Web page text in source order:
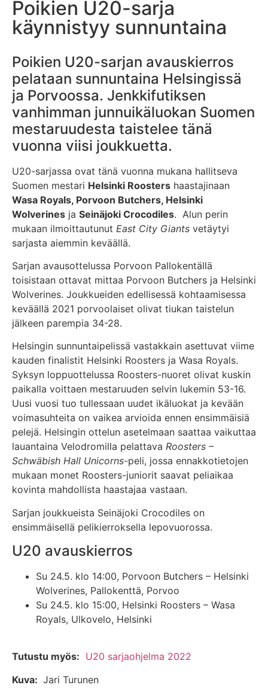
Poikien U20-sarja
käynnistyy sunnuntaina
Poikien U20-sarjan avauskierros
pelataan sunnuntaina Helsingissä
ja Porvoossa. Jenkkifutiksen
vanhimman junnuikäluokan Suomen
mestaruudesta taistelee tänä
vuonna viisi joukkuetta.
U20-sarjassa ovat tänä vuonna mukana hallitseva
Suomen mestari Helsinki Roosters haastajinaan
Wasa Royals, Porvoon Butchers, Helsinki
Wolverines ja Seinäjoki Crocodiles. Alun perin
mukaan ilmoittautunut East City Giants vetäytyi
sarjasta aiemmin keväällä.
Sarjan avausottelussa Porvoon Pallokentällä
toisistaan ottavat mittaa Porvoon Butchers ja Helsinki
Wolverines. Joukkueiden edellisessä kohtaamisessa
keväällä 2021 porvoolaiset olivat tiukan taistelun
jälkeen parempia 34-28.
Helsingin sunnuntaipelissä vastakkain asettuvat viime
kauden finalistit Helsinki Roosters ja Wasa Royals.
Syksyn loppuottelussa Roosters-nuoret olivat kuskin
paikalla voittaen mestaruuden selvin lukemin 53-16.
Uusi vuosi tuo tullessaan uudet ikäluokat ja kevään
voimasuhteita on vaikea arvioida ennen ensimmäisiä
pelejä. Helsingin ottelun asetelmaan saattaa vaikuttaa
lauantaina Velodromilla pelattava Roosters –
Schwäbish Hall Unicorns-peli, jossa ennakkotietojen
mukaan monet Roosters-juniorit saavat peliaikaa
kovinta mahdollista haastajaa vastaan.
Sarjan joukkueista Seinäjoki Crocodiles on
ensimmäisellä pelikierroksella lepovuorossa.
U20 avauskierros
Su 24.5. klo 14:00, Porvoon Butchers – Helsinki
Wolverines, Pallokenttä, Porvoo
Su 24.5. klo 15:00, Helsinki Roosters – Wasa
Royals, Ulkovelo, Helsinki
Tutustu myös: U20 sarjaohjelma 2022
Kuva: Jari Turunen